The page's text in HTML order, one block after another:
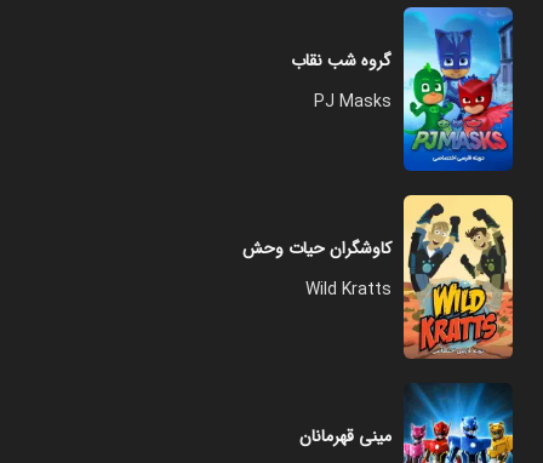
گروه شب نقاب
PJ Masks
کاوشگران حیات وحش
Wild Kratts
مینی قهرمانان